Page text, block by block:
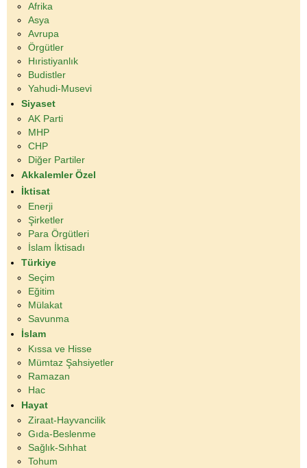
Afrika
Asya
Avrupa
Örgütler
Hıristiyanlık
Budistler
Yahudi-Musevi
Siyaset
AK Parti
MHP
CHP
Diğer Partiler
Akkalemler Özel
İktisat
Enerji
Şirketler
Para Örgütleri
İslam İktisadı
Türkiye
Seçim
Eğitim
Mülakat
Savunma
İslam
Kıssa ve Hisse
Mümtaz Şahsiyetler
Ramazan
Hac
Hayat
Ziraat-Hayvancilik
Gıda-Beslenme
Sağlık-Sıhhat
Tohum